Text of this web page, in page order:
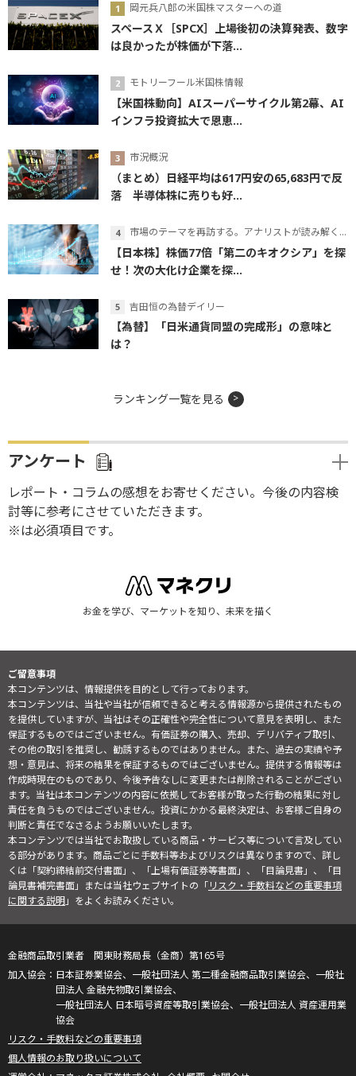
岡元兵八郎の米国株マスターへの道
スペースＸ［SPCX］上場後初の決算発表、数字
は良かったが株価が下落...
モトリーフール米国株情報
【米国株動向】AIスーパーサイクル第2幕、AI
インフラ投資拡大で恩恵...
市況概況
（まとめ）日経平均は617円安の65,683円で反
落 半導体株に売りも好...
市場のテーマを再訪する。アナリストが読み解くテーマの本質
【日本株】株価77倍「第二のキオクシア」を探
せ！次の大化け企業を探...
吉田恒の為替デイリー
【為替】「日米通貨同盟の完成形」の意味と
は？
ランキング一覧を見る
アンケート
レポート・コラムの感想をお寄せください。今後の内容検
討等に参考にさせていただきます。
※は必須項目です。
お金を学び、マーケットを知り、未来を描く
ご留意事項
本コンテンツは、情報提供を目的として行っております。
本コンテンツは、当社や当社が信頼できると考える情報源から提供されたもの
を提供していますが、当社はその正確性や完全性について意見を表明し、また
保証するものではございません。有価証券の購入、売却、デリバティブ取引、
その他の取引を推奨し、勧誘するものではありません。また、過去の実績や予
想・意見は、将来の結果を保証するものではございません。提供する情報等は
作成時現在のものであり、今後予告なしに変更または削除されることがござい
ます。当社は本コンテンツの内容に依拠してお客様が取った行動の結果に対し
責任を負うものではございません。投資にかかる最終決定は、お客様ご自身の
判断と責任でなさるようお願いいたします。
本コンテンツでは当社でお取扱している商品・サービス等について言及してい
る部分があります。商品ごとに手数料等およびリスクは異なりますので、詳し
くは「契約締結前交付書面」、「上場有価証券等書面」、「目論見書」、「目
論見書補完書面」または当社ウェブサイトの「リスク・手数料などの重要事項
に関する説明」をよくお読みください。
金融商品取引業者 関東財務局長（金商）第165号
日本証券業協会、一般社団法人 第二種金融商品取引業協会、一般社
団法人 金融先物取引業協会、
一般社団法人 日本暗号資産等取引業協会、一般社団法人 資産運用業
協会
リスク・手数料などの重要事項
個人情報のお取り扱いについて